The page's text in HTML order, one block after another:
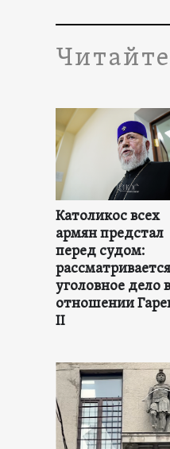
Католикос всех
армян предстал
перед судом:
рассматривается
уголовное дело в
отношении
II